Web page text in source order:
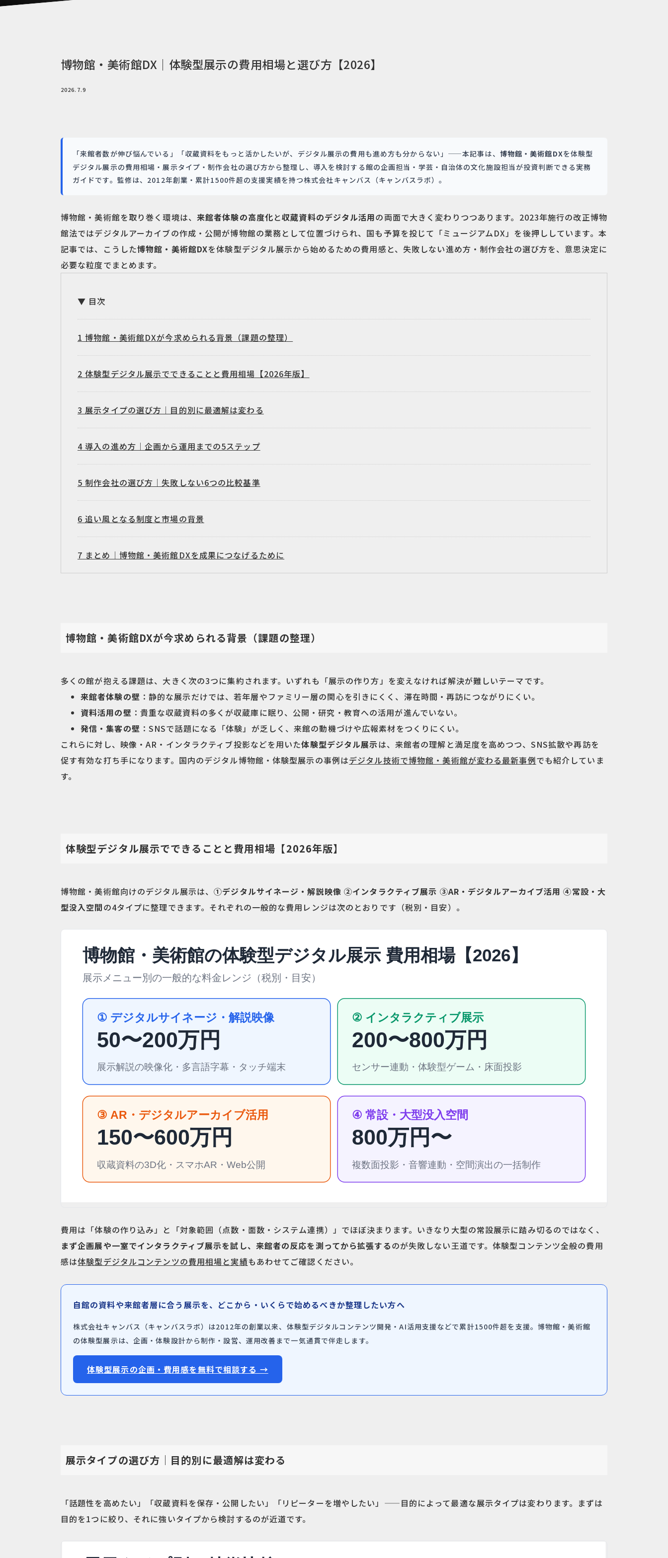
博物館・美術館DX｜体験型展示の費用相場と選び方【2026】
2026.7.9
「来館者数が伸び悩んでいる」「収蔵資料をもっと活かしたいが、デジタル展示の費用も進め方も分からない」——本記事は、 博物館・美術館DXを体験型
デジタル展示の費用相場・展示タイプ・制作会社の選び方から整理し、導入を検討する館の企画担当・学芸・自治体の文化施設担当が投資判断できる実務
ガイドです。監修は、2012年創業・累計1500件超の支援実績を持つ株式会社キャンバス（キャンバスラボ）。
博物館・美術館を取り巻く環境は、 来館者体験の高度化と収蔵資料のデジタル活用の両面で大きく変わりつつあります。2023年施行の改正博物
館法ではデジタルアーカイブの作成・公開が博物館の業務として位置づけられ、国も予算を投じて「ミュージアムDX」を後押ししています。本
記事では、こうした博物館・美術館DXを体験型デジタル展示から始めるための費用感と、失敗しない進め方・制作会社の選び方を、意思決定に
必要な粒度でまとめます。
目次
1 博物館・美術館DXが今求められる背景（課題の整理）
2 体験型デジタル展示でできることと費用相場【2026年版】
3 展示タイプの選び方｜目的別に最適解は変わる
4 導入の進め方｜企画から運用までの5ステップ
5 制作会社の選び方｜失敗しない6つの比較基準
6 追い風となる制度と市場の背景
7 まとめ｜博物館・美術館DXを成果につなげるために
博物館・美術館DXが今求められる背景（課題の整理）
多くの館が抱える課題は、大きく次の3つに集約されます。いずれも「展示の作り方」を変えなければ解決が難しいテーマです。
来館者体験の壁 ：静的な展示だけでは、若年層やファミリー層の関心を引きにくく、滞在時間・再訪につながりにくい。
資料活用の壁 ：貴重な収蔵資料の多くが収蔵庫に眠り、公開・研究・教育への活用が進んでいない。
発信・集客の壁 ：SNSで話題になる「体験」が乏しく、来館の動機づけや広報素材をつくりにくい。
これらに対し、映像・AR・インタラクティブ投影などを用いた体験型デジタル展示は、来館者の理解と満足度を高めつつ、SNS拡散や再訪を
促す有効な打ち手になります。国内のデジタル博物館・体験型展示の事例はデジタル技術で博物館・美術館が変わる最新事例でも紹介していま
す。
体験型デジタル展示でできることと費用相場【2026年版】
博物館・美術館向けのデジタル展示は、①デジタルサイネージ・解説映像 ②インタラクティブ展示 ③AR・デジタルアーカイブ活用 ④常設・大
型没入空間の4タイプに整理できます。それぞれの一般的な費用レンジは次のとおりです（税別・目安）。
費用は「体験の作り込み」と「対象範囲（点数・面数・システム連携）」でほぼ決まります。いきなり大型の常設展示に踏み切るのではなく、
まず企画展や一室でインタラクティブ展示を試し、来館者の反応を測ってから拡張するのが失敗しない王道です。体験型コンテンツ全般の費用
感は体験型デジタルコンテンツの費用相場と実績もあわせてご確認ください。
自館の資料や来館者層に合う展示を、どこから・いくらで始めるべきか整理したい方へ
株式会社キャンバス（キャンバスラボ）は2012年の創業以来、体験型デジタルコンテンツ開発・AI活用支援などで累計1500件超を支援。博物館・美術館
の体験型展示は、企画・体験設計から制作・設営、運用改善まで一気通貫で伴走します。
体験型展示の企画・費用感を無料で相談する →
展示タイプの選び方｜目的別に最適解は変わる
「話題性を高めたい」「収蔵資料を保存・公開したい」「リピーターを増やしたい」——目的によって最適な展示タイプは変わります。まずは
目的を1つに絞り、それに強いタイプから検討するのが近道です。